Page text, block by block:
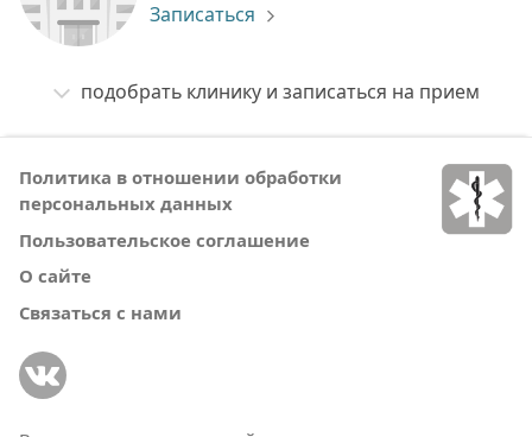
Записаться
подобрать клинику и записаться на прием
Политика в отношении обработки
персональных данных
Пользовательское соглашение
О сайте
Связаться с нами